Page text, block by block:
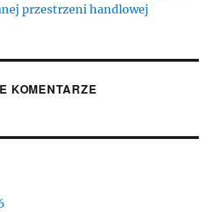
przestrzeni handlowej
KOMENTARZE